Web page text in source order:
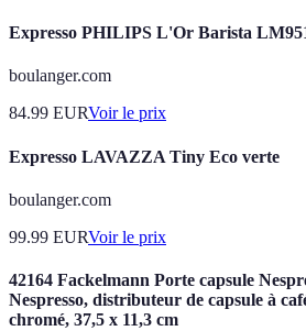
Expresso PHILIPS L'Or Barista
boulanger.com
84.99 EURVoir le prix
Expresso LAVAZZA Tiny Eco verte
boulanger.com
99.99 EURVoir le prix
42164 Fackelmann Porte capsule
Nespresso, distributeur de capsule à
chromé, 37,5 x 11,3 cm